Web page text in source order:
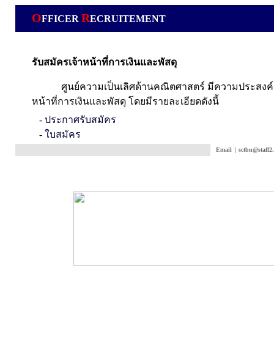
OFFICER RECRUITEMENT
รับสมัครเจ้าหน้าที่การเงินและพัสดุ
ศูนย์ความเป็นเลิศด้านคณิตศาสตร์ มีความประสงค์
หน้าที่การเงินและพัสดุ โดยมีรายละเอียดดังนี้
- ประกาศรับสมัคร
- ใบสมัคร
Email |